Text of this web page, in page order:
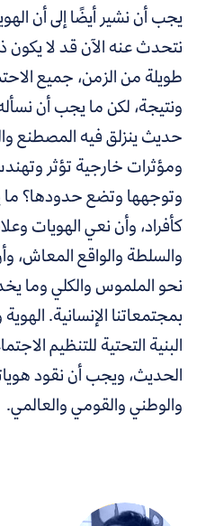
يجب أن نشير أيضًا إلى أن
نتحدث عنه الآن قد لا يكون
طويلة من الزمن، جميع
ونتيجة، لكن ما يجب أن
حديث ينزلق فيه المصطنع
ومؤثرات خارجية تؤثر
وتوجهها وتضع حدودها؟ ما
كأفراد، وأن نعي الهويات
والسلطة والواقع المعاش،
نحو الملموس والكلي وما
بمجتمعاتنا الإنسانية.
البنية التحتية للتنظيم
الحديث، ويجب أن نقود
والوطني والقومي والعالمي.